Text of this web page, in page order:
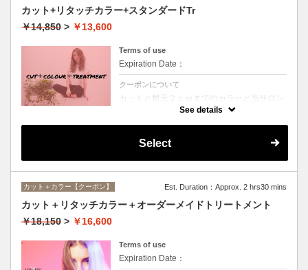
カット+リタッチカラー+スタンダードTr
￥14,850 > ￥13,600
Terms of use
Expiration Date：
クーポンについて
カットと根元２ｃｍまでのカラーと当サロン
オススメ、スペシャルトリートメントのセッ
See details
Select
カット＋カラー【クーポン】 Est. Duration：Approx. 2 hrs30 mins
カット＋リタッチカラー＋オーダーメイドトリートメント
￥18,150 > ￥16,600
Terms of use
Expiration Date：